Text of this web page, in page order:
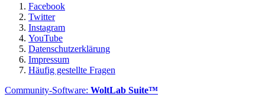
Facebook
Twitter
Instagram
YouTube
Datenschutzerklärung
Impressum
Häufig gestellte Fragen
Community-Software: WoltLab Suite™